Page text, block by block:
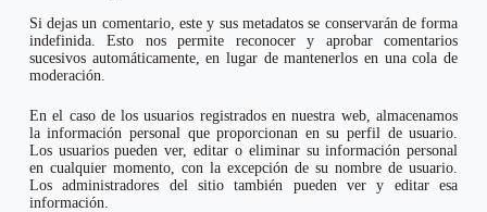
Si dejas un comentario, este y sus metadatos se conservarán de forma
indefinida. Esto nos permite reconocer y aprobar comentarios
sucesivos automáticamente, en lugar de mantenerlos en una cola de
moderación.
En el caso de los usuarios registrados en nuestra web, almacenamos
la información personal que proporcionan en su perfil de usuario.
Los usuarios pueden ver, editar o eliminar su información personal
en cualquier momento, con la excepción de su nombre de usuario.
Los administradores del sitio también pueden ver y editar esa
información.